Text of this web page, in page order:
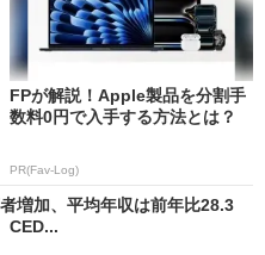
FPが解説！Apple製品を分割手
数料0円で入手する方法とは？
PR(Fav-Log)
増加、平均年収は前年比28.3
CED...